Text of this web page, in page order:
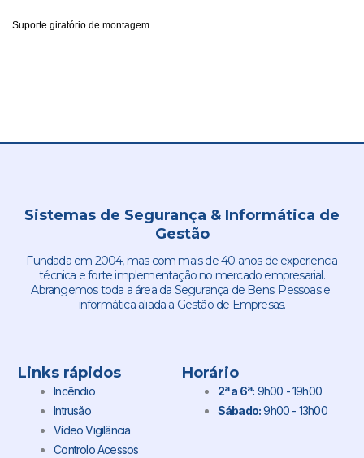
Suporte giratório de montagem
Sistemas de Segurança & Informática de
Gestão
Fundada em 2004, mas com mais de 40 anos de experiencia
técnica e forte implementação no mercado empresarial.
Abrangemos toda a área da Segurança de Bens. Pessoas e
informática aliada a Gestão de Empresas.
Links rápidos
Incêndio
Intrusão
Vídeo Vigilância
Controlo Acessos
Horário
2ª a 6ª: 9h00 - 19h00
Sábado:9h00 - 13h00